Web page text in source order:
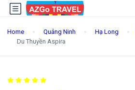
Home Quảng Ninh Hạ Long
Du Thuyền Aspira